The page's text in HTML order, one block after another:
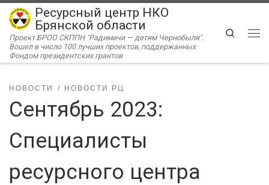
Перейти к содержимому
Ресурсный центр НКО
Брянской области
Проект БРОО СКППН "Радимичи — детям Чернобыля".
Вошел в число 100 лучших проектов, поддержанных
Фондом президентских грантов
Search
НОВОСТИ НОВОСТИ РЦ
Сентябрь 2023:
Специалисты
ресурсного центра